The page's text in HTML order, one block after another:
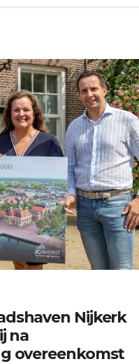
Nijkerk
na
overeenkomst